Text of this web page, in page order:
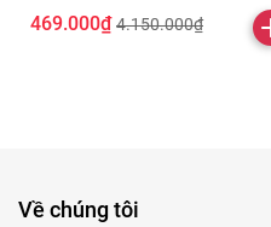
469.000₫ 4.150.000₫
Về chúng tôi